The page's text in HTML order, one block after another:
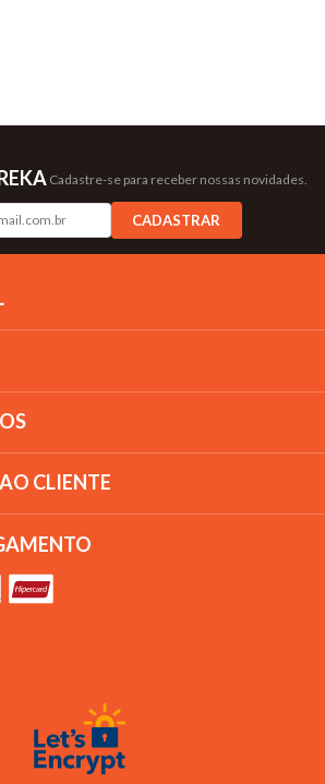
Cadastre-se para receber nossas novidades.
CADASTRAR
CLIENTE